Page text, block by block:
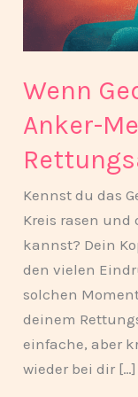
Wenn
Anker-
Kennst du das
Kreis rasen
kannst? Dein
den vielen
solchen
deinem
einfache, aber
wieder bei dir […]
als
Rettungsanker
Alltag